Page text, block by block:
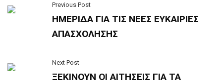
Previous Post
ΗΜΕΡΙΔΑ ΓΙΑ ΤΙΣ ΝΕΕΣ ΕΥΚΑΙΡΙΕΣ
ΑΠΑΣΧΟΛΗΣΗΣ
Next Post
ΞΕΚΙΝΟΥΝ ΟΙ ΑΙΤΗΣΕΙΣ ΓΙΑ ΤΑ